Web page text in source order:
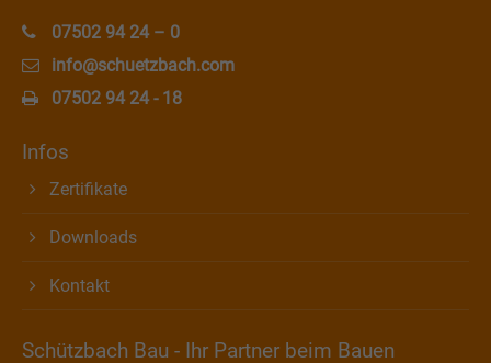
07502 94 24 – 0
info@schuetzbach.com
07502 94 24 - 18
Infos
Zertifikate
Downloads
Kontakt
Schützbach Bau - Ihr Partner beim Bauen